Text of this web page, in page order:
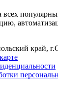
всех
край,